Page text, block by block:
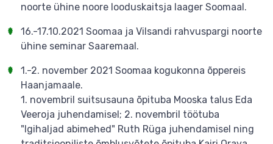
noorte ühine noore looduskaitsja laager Soomaal.
16.-17.10.2021 Soomaa ja Vilsandi rahvuspargi noorte
ühine seminar Saaremaal.
1.-2. november 2021 Soomaa kogukonna õppereis
Haanjamaale.
1. novembril suitsusauna õpituba Mooska talus Eda
Veeroja juhendamisel; 2. novembril töötuba
"Igihaljad abimehed" Ruth Rüga juhendamisel ning